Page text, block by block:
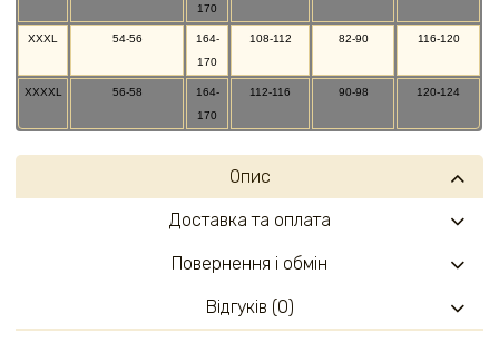
170
XXXL 54-56
164-
170
108-112 82-90 116-120
XXXXL 56-58
164-
170
112-116 90-98 120-124
Опис
Доставка та оплата
Повернення і обмін
Відгуків (0)